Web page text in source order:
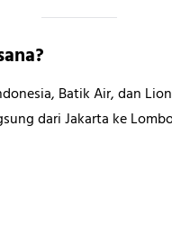
Batik Air, dan
dari Jakarta ke